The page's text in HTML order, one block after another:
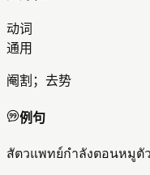
动词
通用
阉割；去势
例句
สัตวแพทย์กำลังตอนหมูตั